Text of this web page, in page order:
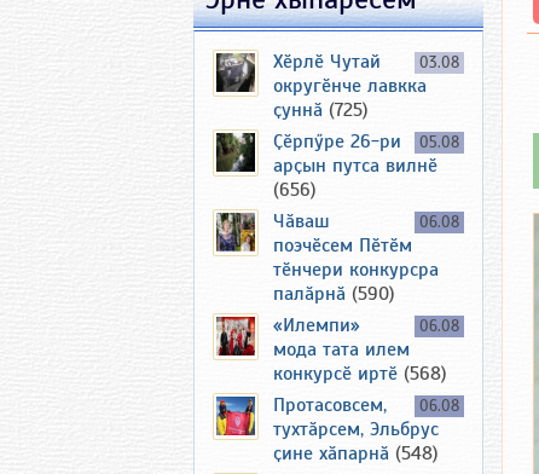
03.08
Хӗрлӗ Чутай
округӗнче лавкка
ҫуннӑ (725)
05.08
Ҫӗрпӳре 26-ри
арҫын путса вилнӗ
(656)
06.08
Чӑваш
поэчӗсем Пӗтӗм
тӗнчери конкурсра
палӑрнӑ (590)
06.08
«Илемпи»
мода тата илем
конкурсӗ иртӗ (568)
06.08
Протасовсем,
тухтӑрсем, Эльбрус
ҫине хӑпарнӑ (548)